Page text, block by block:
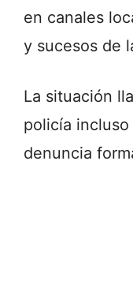
en canales
y sucesos de
La situación
policía
denuncia